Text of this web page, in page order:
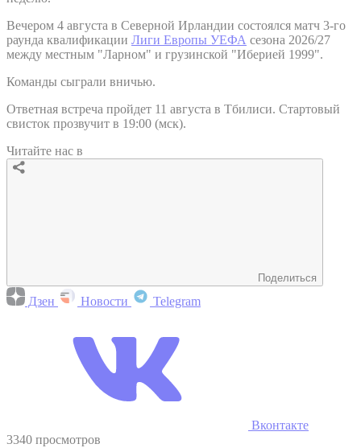
Вечером 4 августа в Северной Ирландии состоялся матч 3-го
раунда квалификации Лиги Европы УЕФА сезона 2026/27
между местным "Ларном" и грузинской "Иберией 1999".
Команды сыграли вничью.
Ответная встреча пройдет 11 августа в Тбилиси. Стартовый
свисток прозвучит в 19:00 (мск).
Читайте нас в
Поделиться
Дзен Новости Telegram
Вконтакте
3340 просмотров